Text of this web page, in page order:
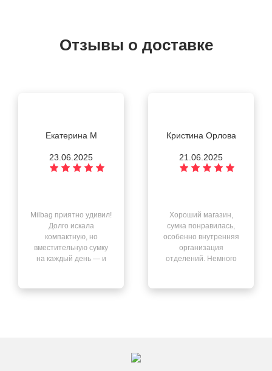
Отзывы о доставке
Екатерина М
23.06.2025
Milbag приятно удивил!
Долго искала
компактную, но
вместительную сумку
на каждый день — и
Кристина Орлова
21.06.2025
Хороший магазин,
сумка понравилась,
особенно внутренняя
организация
отделений. Немного